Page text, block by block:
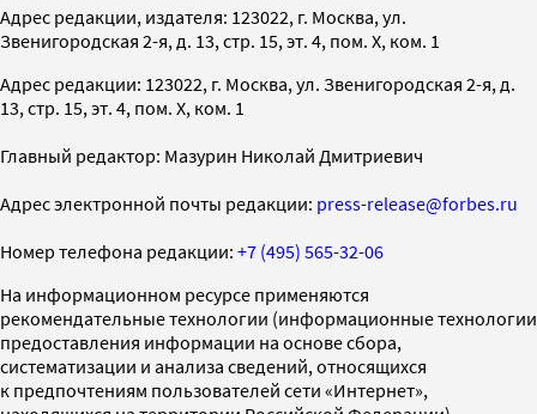
Адрес редакции, издателя: 123022, г. Москва, ул.
Звенигородская 2-я, д. 13, стр. 15, эт. 4, пом. X, ком. 1
Адрес редакции: 123022, г. Москва, ул. Звенигородская 2-я, д.
13, стр. 15, эт. 4, пом. X, ком. 1
Главный редактор: Мазурин Николай Дмитриевич
Адрес электронной почты редакции: press-release@forbes.ru
Номер телефона редакции: +7 (495) 565-32-06
На информационном ресурсе применяются
рекомендательные технологии (информационные технологии
предоставления информации на основе сбора,
систематизации и анализа сведений, относящихся
к предпочтениям пользователей сети «Интернет»,